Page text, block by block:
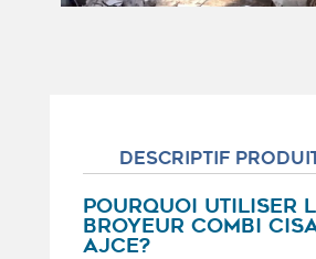
DESCRIPTIF
POURQUOI UTILISER
BROYEUR COMBI
AJCE?